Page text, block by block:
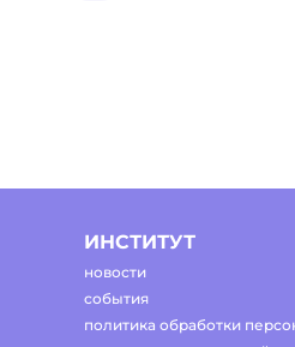
ИНСТИТУТ
новости
события
политика обработки